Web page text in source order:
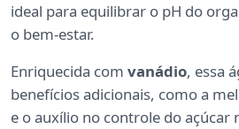
ideal para equilibrar o pH do
o bem-estar.
Enriquecida com vanádio, essa
benefícios adicionais, como a
e o auxílio no controle do açúcar